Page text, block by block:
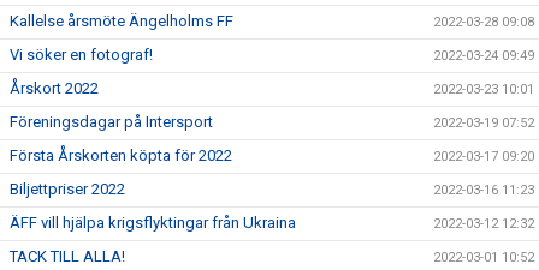
Kallelse årsmöte Ängelholms FF 2022-03-28 09:08
Vi söker en fotograf! 2022-03-24 09:49
Årskort 2022 2022-03-23 10:01
Föreningsdagar på Intersport 2022-03-19 07:52
Första Årskorten köpta för 2022 2022-03-17 09:20
Biljettpriser 2022 2022-03-16 11:23
ÄFF vill hjälpa krigsflyktingar från Ukraina 2022-03-12 12:32
TACK TILL ALLA! 2022-03-01 10:52